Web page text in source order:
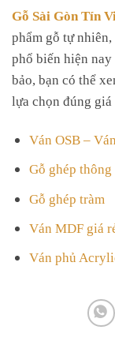
Gỗ Sài Gòn Tín
phẩm gỗ tự
phổ biến hiện
bảo, bạn có thể
lựa chọn đúng giá
Ván OSB –
Gỗ ghép thông
Gỗ ghép tràm
Ván MDF giá
Ván phủ